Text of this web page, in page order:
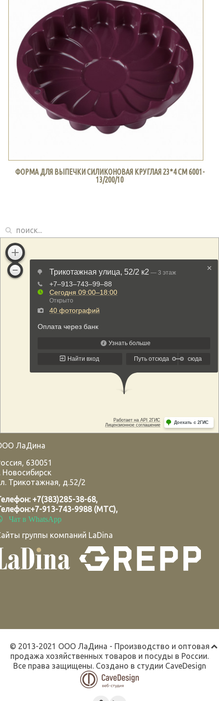
ФОРМА ДЛЯ ВЫПЕЧКИ СИЛИКОНОВАЯ КРУГЛАЯ 23*4 СМ 6001-
13/200/10
ЛаДина
, 630051
Новосибирск
Трикотажная, д.52/2
+7(383)285-38-68,
+7-913-743-9988 (МТС),
Чат в WhatsApp
группы компаний LaDina
© 2013-2021 ООО ЛаДина - Производство и оптовая
продажа хозяйственных товаров и посуды в России.
Все права защищены. Создано в студии CaveDesign